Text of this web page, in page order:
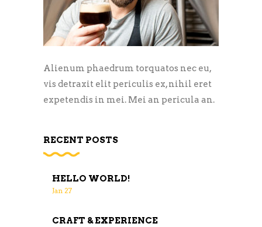
Alienum phaedrum torquatos nec eu,
vis detraxit elit periculis ex, nihil eret
expetendis in mei. Mei an pericula an.
RECENT POSTS
HELLO WORLD!
Jan 27
CRAFT & EXPERIENCE